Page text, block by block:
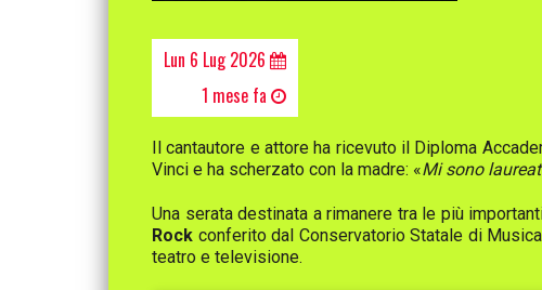
Lun 6 Lug 2026
1 mese fa
Il cantautore e attore ha ricevuto il Diploma
Vinci e ha scherzato con la madre: «Mi sono
Una serata destinata a rimanere tra le più
Rock conferito dal Conservatorio Statale di
teatro e televisione.